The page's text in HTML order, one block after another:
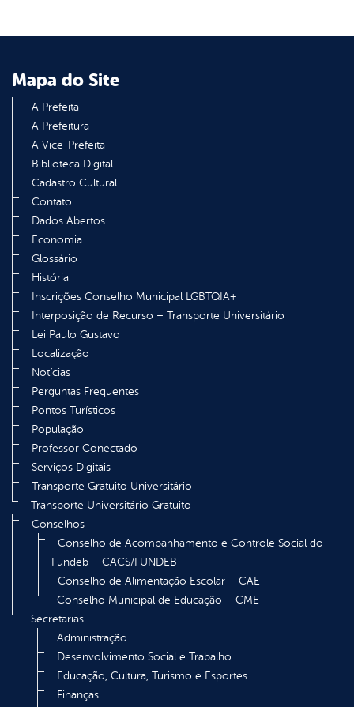
Mapa do Site
A Prefeita
A Prefeitura
A Vice-Prefeita
Biblioteca Digital
Cadastro Cultural
Contato
Dados Abertos
Economia
Glossário
História
Inscrições Conselho Municipal LGBTQIA+
Interposição de Recurso – Transporte Universitário
Lei Paulo Gustavo
Localização
Notícias
Perguntas Frequentes
Pontos Turísticos
População
Professor Conectado
Serviços Digitais
Transporte Gratuito Universitário
Transporte Universitário Gratuito
Conselhos
Conselho de Acompanhamento e Controle Social do
Fundeb – CACS/FUNDEB
Conselho de Alimentação Escolar – CAE
Conselho Municipal de Educação – CME
Secretarias
Administração
Desenvolvimento Social e Trabalho
Educação, Cultura, Turismo e Esportes
Finanças